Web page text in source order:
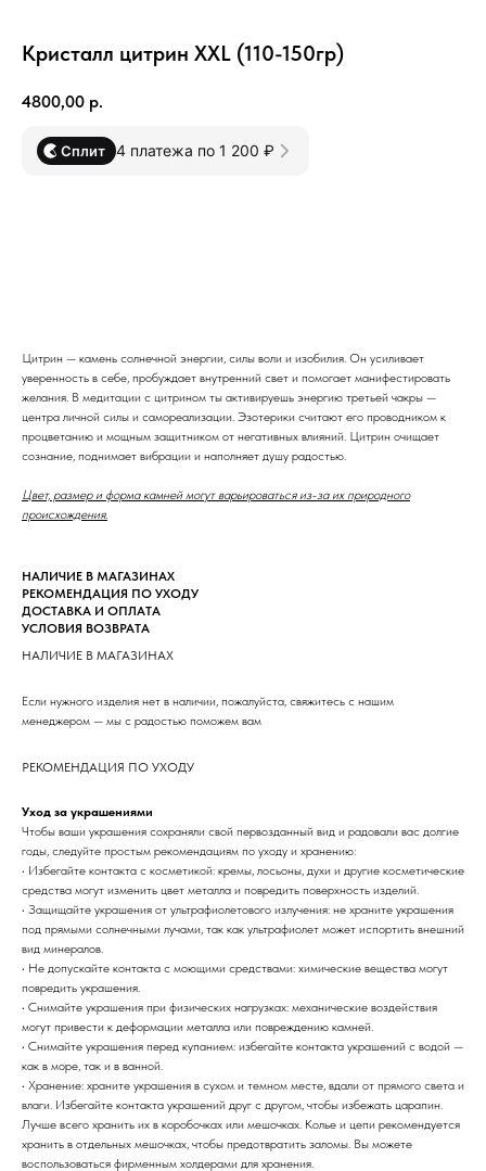
Кристалл цитрин XXL (110-150гр)
4800,00 р.
Сплит 4 платежа по 1 200 ₽
Цитрин — камень солнечной энергии, силы воли и изобилия. Он усиливает
уверенность в себе, пробуждает внутренний свет и помогает манифестировать
желания. В медитации с цитрином ты активируешь энергию третьей чакры —
центра личной силы и самореализации. Эзотерики считают его проводником к
процветанию и мощным защитником от негативных влияний. Цитрин очищает
сознание, поднимает вибрации и наполняет душу радостью.
Цвет, размер и форма камней могут варьироваться из-за их природного
происхождения.
НАЛИЧИЕ В МАГАЗИНАХ
РЕКОМЕНДАЦИЯ ПО УХОДУ
ДОСТАВКА И ОПЛАТА
УСЛОВИЯ ВОЗВРАТА
НАЛИЧИЕ В МАГАЗИНАХ
Если нужного изделия нет в наличии, пожалуйста, свяжитесь с нашим
менеджером — мы с радостью поможем вам
РЕКОМЕНДАЦИЯ ПО УХОДУ
Уход за украшениями
Чтобы ваши украшения сохраняли свой первозданный вид и радовали вас долгие
годы, следуйте простым рекомендациям по уходу и хранению:
• Избегайте контакта с косметикой: кремы, лосьоны, духи и другие косметические
средства могут изменить цвет металла и повредить поверхность изделий.
• Защищайте украшения от ультрафиолетового излучения: не храните украшения
под прямыми солнечными лучами, так как ультрафиолет может испортить внешний
вид минералов.
• Не допускайте контакта с моющими средствами: химические вещества могут
повредить украшения.
• Снимайте украшения при физических нагрузках: механические воздействия
могут привести к деформации металла или повреждению камней.
• Снимайте украшения перед купанием: избегайте контакта украшений с водой —
как в море, так и в ванной.
• Хранение: храните украшения в сухом и темном месте, вдали от прямого света и
влаги. Избегайте контакта украшений друг с другом, чтобы избежать царапин.
Лучше всего хранить их в коробочках или мешочках. Колье и цепи рекомендуется
хранить в отдельных мешочках, чтобы предотвратить заломы. Вы можете
воспользоваться фирменным холдерами для хранения.